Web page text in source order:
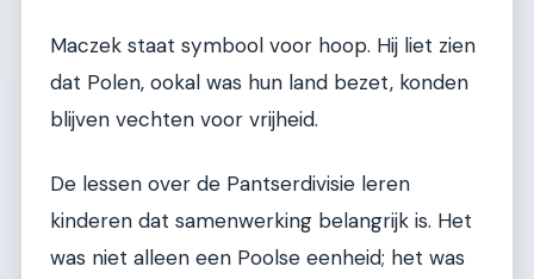
Maczek staat symbool voor hoop. Hij liet zien
dat Polen, ookal was hun land bezet, konden
blijven vechten voor vrijheid.
De lessen over de Pantserdivisie leren
kinderen dat samenwerking belangrijk is. Het
was niet alleen een Poolse eenheid; het was